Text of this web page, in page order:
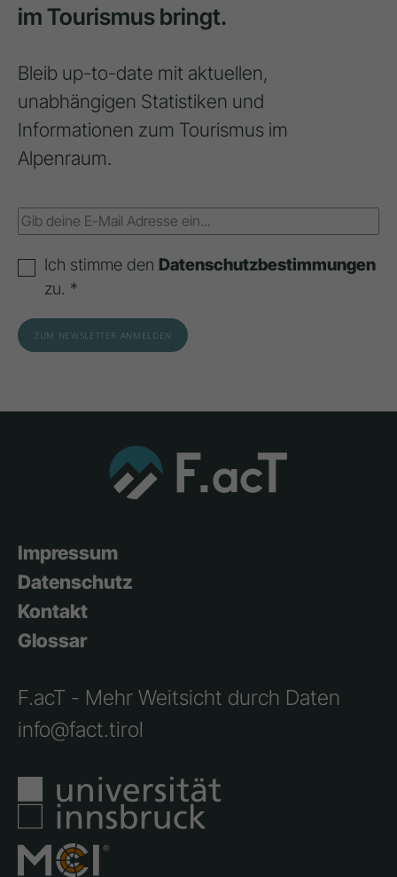
im Tourismus bringt.
Bleib up-to-date mit aktuellen,
unabhängigen Statistiken und
Informationen zum Tourismus im
Alpenraum.
Ich stimme den Datenschutzbestimmungen
zu. *
Impressum
Datenschutz
Kontakt
Glossar
F.acT - Mehr Weitsicht durch Daten
info@fact.tirol